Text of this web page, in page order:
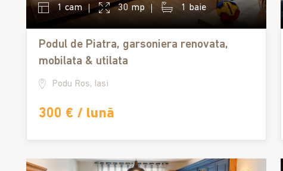
1 cam 30 mp 1 baie
Podul de Piatra, garsoniera renovata,
mobilata & utilata
Podu Ros, Iasi
300 € / lună